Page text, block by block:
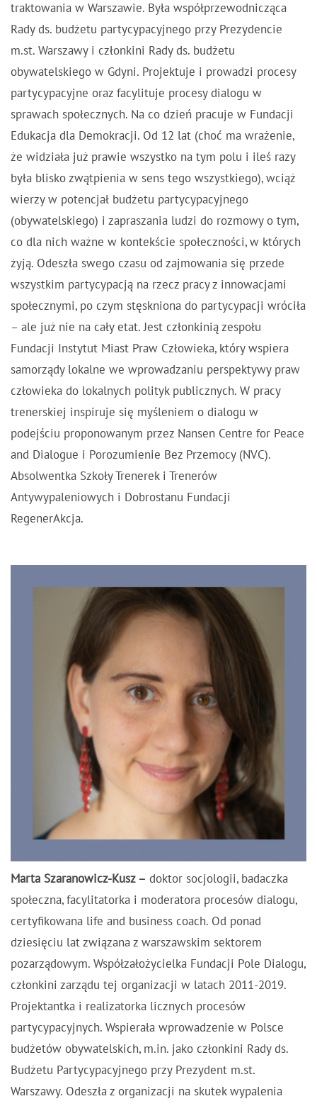
traktowania w Warszawie. Była współprzewodnicząca
Rady ds. budżetu partycypacyjnego przy Prezydencie
m.st. Warszawy i członkini Rady ds. budżetu
obywatelskiego w Gdyni. Projektuje i prowadzi procesy
partycypacyjne oraz facylituje procesy dialogu w
sprawach społecznych. Na co dzień pracuje w Fundacji
Edukacja dla Demokracji. Od 12 lat (choć ma wrażenie,
że widziała już prawie wszystko na tym polu i ileś razy
była blisko zwątpienia w sens tego wszystkiego), wciąż
wierzy w potencjał budżetu partycypacyjnego
(obywatelskiego) i zapraszania ludzi do rozmowy o tym,
co dla nich ważne w kontekście społeczności, w których
żyją. Odeszła swego czasu od zajmowania się przede
wszystkim partycypacją na rzecz pracy z innowacjami
społecznymi, po czym stęskniona do partycypacji wróciła
– ale już nie na cały etat. Jest członkinią zespołu
Fundacji Instytut Miast Praw Człowieka, który wspiera
samorządy lokalne we wprowadzaniu perspektywy praw
człowieka do lokalnych polityk publicznych. W pracy
trenerskiej inspiruje się myśleniem o dialogu w
podejściu proponowanym przez Nansen Centre for Peace
and Dialogue i Porozumienie Bez Przemocy (NVC).
Absolwentka Szkoły Trenerek i Trenerów
Antywypaleniowych i Dobrostanu Fundacji
RegenerAkcja.
Marta Szaranowicz-Kusz – doktor socjologii, badaczka
społeczna, facylitatorka i moderatora procesów dialogu,
certyfikowana life and business coach. Od ponad
dziesięciu lat związana z warszawskim sektorem
pozarządowym. Współzałożycielka Fundacji Pole Dialogu,
członkini zarządu tej organizacji w latach 2011-2019.
Projektantka i realizatorka licznych procesów
partycypacyjnych. Wspierała wprowadzenie w Polsce
budżetów obywatelskich, m.in. jako członkini Rady ds.
Budżetu Partycypacyjnego przy Prezydent m.st.
Warszawy. Odeszła z organizacji na skutek wypalenia